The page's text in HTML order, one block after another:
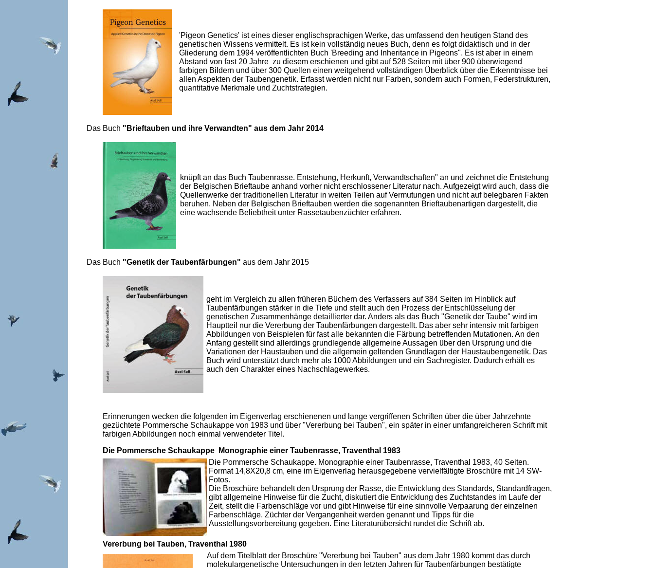
'Pigeon Genetics' ist eines dieser englischsprachigen Werke, das umfassend den heutigen Stand des
genetischen Wissens vermittelt. Es ist kein vollständig neues Buch, denn es folgt didaktisch und in der
Gliederung dem 1994 veröffentlichten Buch 'Breeding and Inheritance in Pigeons". Es ist aber in einem
Abstand von fast 20 Jahre zu diesem erschienen und gibt auf 528 Seiten mit über 900 überwiegend
farbigen Bildern und über 300 Quellen einen weitgehend vollständigen Überblick über die Erkenntnisse bei
allen Aspekten der Taubengenetik. Erfasst werden nicht nur Farben, sondern auch Formen, Federstrukturen,
quantitative Merkmale und Zuchtstrategien.
Das Buch "Brieftauben und ihre Verwandten" aus dem Jahr 2014
knüpft an das Buch Taubenrasse. Entstehung, Herkunft, Verwandtschaften" an und zeichnet die Entstehung
der Belgischen Brieftaube anhand vorher nicht erschlossener Literatur nach. Aufgezeigt wird auch, dass die
Quellenwerke der traditionellen Literatur in weiten Teilen auf Vermutungen und nicht auf belegbaren Fakten
beruhen. Neben der Belgischen Brieftauben werden die sogenannten Brieftaubenartigen dargestellt, die
eine wachsende Beliebtheit unter Rassetaubenzüchter erfahren.
Das Buch "Genetik der Taubenfärbungen" aus dem Jahr 2015
geht im Vergleich zu allen früheren Büchern des Verfassers auf 384 Seiten im Hinblick auf
Taubenfärbungen stärker in die Tiefe und stellt auch den Prozess der Entschlüsselung der
genetischen Zusammenhänge detaillierter dar. Anders als das Buch "Genetik der Taube" wird im
Hauptteil nur die Vererbung der Taubenfärbungen dargestellt. Das aber sehr intensiv mit farbigen
Abbildungen von Beispielen für fast alle bekannten die Färbung betreffenden Mutationen. An den
Anfang gestellt sind allerdings grundlegende allgemeine Aussagen über den Ursprung und die
Variationen der Haustauben und die allgemein geltenden Grundlagen der Haustaubengenetik. Das
Buch wird unterstützt durch mehr als 1000 Abbildungen und ein Sachregister. Dadurch erhält es
auch den Charakter eines Nachschlagewerkes.
Erinnerungen wecken die folgenden im Eigenverlag erschienenen und lange vergriffenen Schriften über die über Jahrzehnte
gezüchtete Pommersche Schaukappe von 1983 und über "Vererbung bei Tauben", ein später in einer umfangreicheren Schrift mit
farbigen Abbildungen noch einmal verwendeter Titel.
Die Pommersche Schaukappe
Monographie einer Taubenrasse, Traventhal 1983
Die Pommersche Schaukappe. Monographie einer Taubenrasse, Traventhal 1983, 40 Seiten.
Format 14,8X20,8 cm, eine im Eigenverlag herausgegebene vervielfältigte Broschüre mit 14 SW-
Fotos.
Die Broschüre behandelt den Ursprung der Rasse, die Entwicklung des Standards, Standardfragen,
gibt allgemeine Hinweise für die Zucht, diskutiert die Entwicklung des Zuchtstandes im Laufe der
Zeit, stellt die Farbenschläge vor und gibt Hinweise für eine sinnvolle Verpaarung der einzelnen
Farbenschläge. Züchter der Vergangenheit werden genannt und Tipps für die
Ausstellungsvorbereitung gegeben. Eine Literaturübersicht rundet die Schrift ab.
Vererbung bei Tauben, Traventhal 1980
Auf dem Titelblatt der Broschüre "Vererbung bei Tauben" aus dem Jahr 1980 kommt das durch
molekulargenetische Untersuchungen in den letzten Jahren für Taubenfärbungen bestätigte